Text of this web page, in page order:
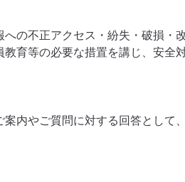
の不正アクセス・紛失・破損・
育等の必要な措置を講じ、安全
内やご質問に対する回答として